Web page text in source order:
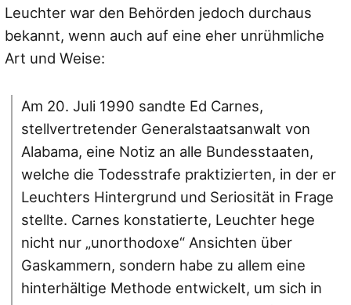
Leuchter war den Behörden jedoch durchaus
bekannt, wenn auch auf eine eher unrühmliche
Art und Weise:
Am 20. Juli 1990 sandte Ed Carnes,
stellvertretender Generalstaatsanwalt von
Alabama, eine Notiz an alle Bundesstaaten,
welche die Todesstrafe praktizierten, in der er
Leuchters Hintergrund und Seriosität in Frage
stellte. Carnes konstatierte, Leuchter hege
nicht nur „unorthodoxe“ Ansichten über
Gaskammern, sondern habe zu allem eine
hinterhältige Methode entwickelt, um sich in